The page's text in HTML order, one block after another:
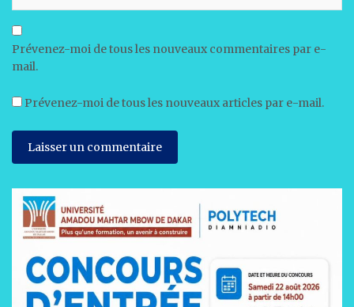
Prévenez-moi de tous les nouveaux commentaires par e-
mail.
Prévenez-moi de tous les nouveaux articles par e-mail.